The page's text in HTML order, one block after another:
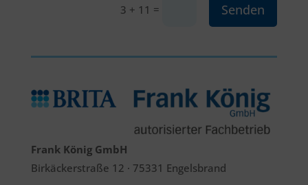
3 + 11 = Senden
Frank König GmbH
Birkäckerstraße 12 · 75331 Engelsbrand